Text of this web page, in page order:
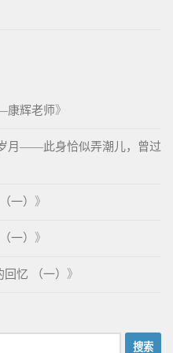
康辉老师》
月——此身恰似弄潮儿，曾过
一） 》
一） 》
回忆 （一） 》